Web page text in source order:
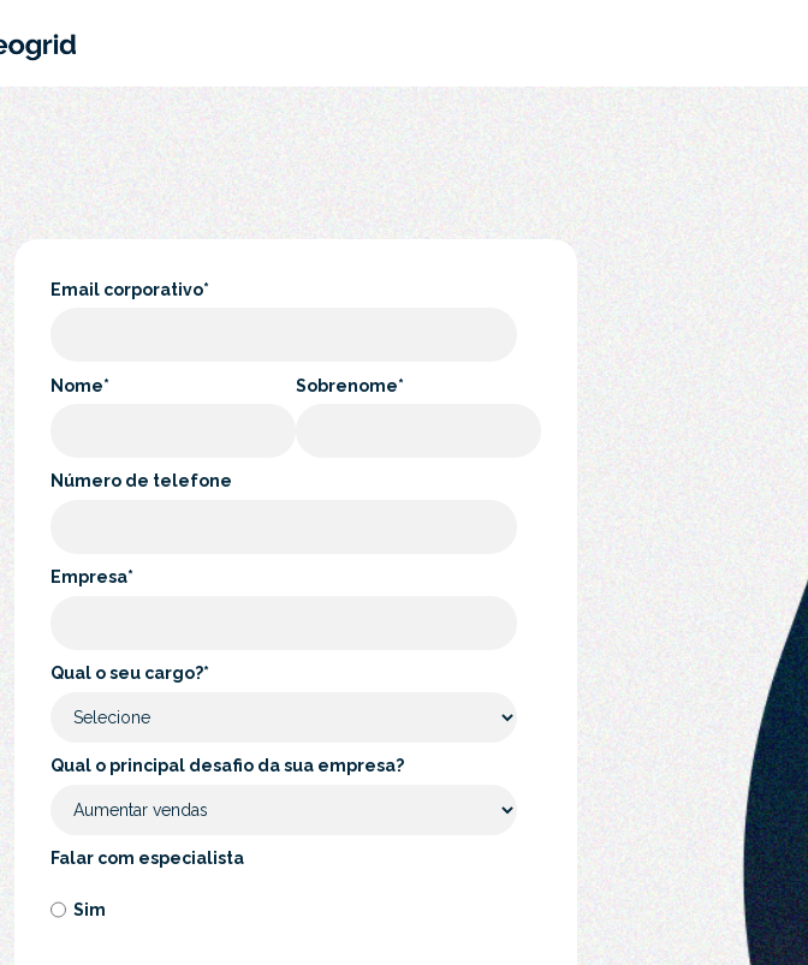
Email corporativo*
Nome* Sobrenome*
Número de telefone
Empresa*
Qual o seu cargo?*
Qual o principal desafio da sua empresa?
Falar com especialista
Sim